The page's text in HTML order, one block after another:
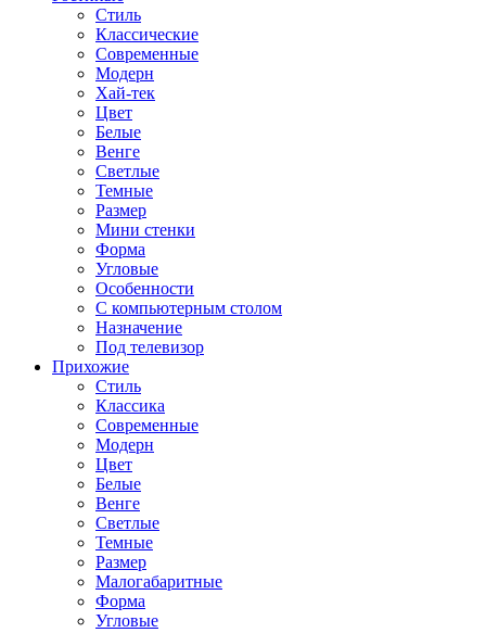
Стиль
Классические
Современные
Модерн
Хай-тек
Цвет
Белые
Венге
Светлые
Темные
Размер
Мини стенки
Форма
Угловые
Особенности
С компьютерным столом
Назначение
Под телевизор
Прихожие
Стиль
Классика
Современные
Модерн
Цвет
Белые
Венге
Светлые
Темные
Размер
Малогабаритные
Форма
Угловые